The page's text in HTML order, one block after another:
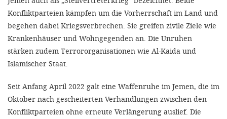
Konfliktparteien kämpfen um die Vorherrschaft im Land und
begehen dabei Kriegsverbrechen. Sie greifen zivile Ziele wie
Krankenhäuser und Wohngegenden an. Die Unruhen
stärken zudem Terrororganisatio­nen wie Al-Kaida und
Islamischer Staat.
Seit Anfang April 2022 galt eine Waf­fenruhe im Jemen, die im
Oktober nach gescheiterten Verhandlungen zwischen den
Konfliktparteien ohne erneute Verlängerung auslief. Die